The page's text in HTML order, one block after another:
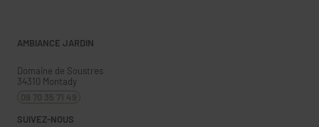
AMBIANCE JARDIN
Domaine de Soustres
34310 Montady
09 70 35 71 49
SUIVEZ-NOUS